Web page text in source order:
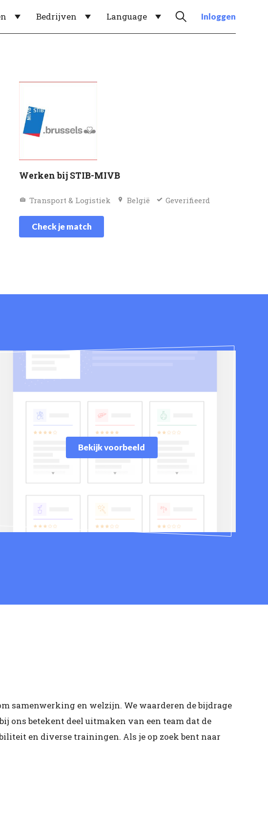
Bedrijven Language Inloggen
Werken bij STIB-MIVB
Transport & Logistiek België Geverifieerd
Check je match
Bekijk voorbeeld
samenwerking en welzijn. We waarderen de bijdrage
ons betekent deel uitmaken van een team dat de
en diverse trainingen. Als je op zoek bent naar